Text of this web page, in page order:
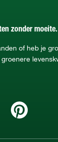
zonder moeite.
of heb je